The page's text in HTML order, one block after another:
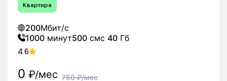
Квартира
200Мбит/с
1000 минут500 смс 40 Гб
4.6
0 ₽/мес 750₽/мес